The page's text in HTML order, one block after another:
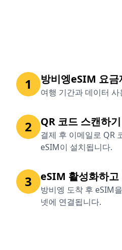
1 방비엥eSIM 요금
여행 기간과 데이터
2 QR 코드 스캔하기
결제 후 이메일로 QR
eSIM이 설치됩니다.
3 eSIM 활성화하고
방비엥 도착 후 eSIM
넷에 연결됩니다.